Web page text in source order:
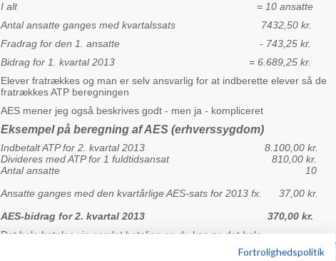
I alt = 10 ansatte
Antal ansatte ganges med kvartalssats 7432,50 kr.
Fradrag for den 1. ansatte - 743,25 kr.
Bidrag for 1. kvartal 2013 = 6.689,25 kr.
Elever fratrækkes og man er selv ansvarlig for at indberette elever så de
fratrækkes ATP beregningen
AES mener jeg også beskrives godt - men ja - kompliceret
Eksempel på beregning af AES (erhverssygdom)
Indbetalt ATP for 2. kvartal 2013 8.100,00 kr.
Divideres med ATP for 1 fuldtidsansat 810,00 kr.
Antal ansatte 10
Ansatte ganges med den kvartårlige AES-sats for 2013 fx. 37,00 kr.
AES-bidrag for 2. kvartal 2013 370,00 kr.
Det hele betales via samlet betaling og du kan se det hele
https://www.atp.dk/X5/wps/wcm/connect/atp/atp.dk/erhverv/sik/service/
Fortrolighedspolitik